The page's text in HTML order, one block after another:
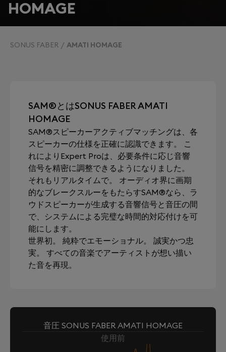
HOMAGE
SONUS FABER AMATI HOMAGE
SAM®とはSONUS FABER AMATI
HOMAGE
SAM®スピーカーアクティブマッチングは、各
スピーカーの仕様を正確に認識できます。 こ
れによりExpert Proは、必要条件に応じ音響
信号を精密に調整できるようになりました。
それもリアルタイムで。 オーディオ界に画期
的なブレークスルーをもたらすSAM®なら、ラ
ウドスピーカーが生成する音響信号と音圧の間
で、システムによる完璧な時間的対応付けを可
能にします。
世界初。 純粋でエモーショナル。 誠実かつ忠
実。 すべての音楽でアーティストが想い描い
た音を再現。
音圧 SONUS FABER AMATI HOMAGE
使用前